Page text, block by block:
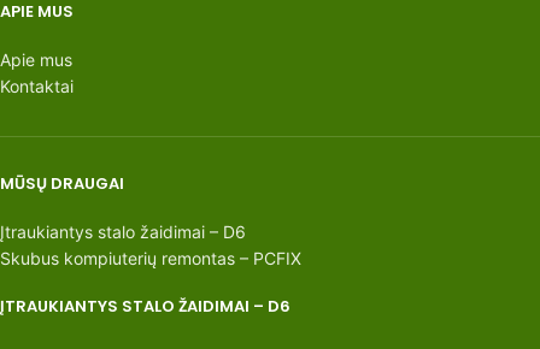
APIE MUS
Apie mus
Kontaktai
MŪSŲ DRAUGAI
Įtraukiantys stalo žaidimai – D6
Skubus kompiuterių remontas – PCFIX
ĮTRAUKIANTYS STALO ŽAIDIMAI – D6